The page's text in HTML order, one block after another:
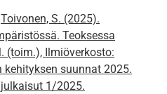
Toivonen, S. (2025).
Teoksessa
(toim.), Ilmiöverkosto:
suunnat 2025.
1/2025.